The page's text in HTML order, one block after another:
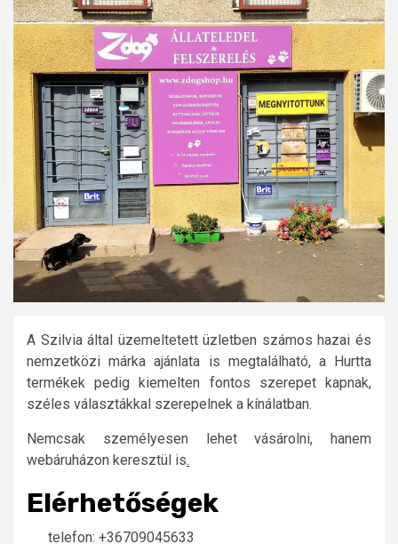
A Szilvia által üzemeltetett üzletben számos hazai és
nemzetközi márka ajánlata is megtalálható, a Hurtta
termékek pedig kiemelten fontos szerepet kapnak,
széles választákkal szerepelnek a kínálatban.
Nemcsak személyesen lehet vásárolni, hanem
webáruházon keresztül is.
Elérhetőségek
telefon: +36709045633